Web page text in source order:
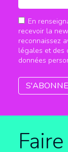
En
recevoir la
reconnaissez
légales et des
données